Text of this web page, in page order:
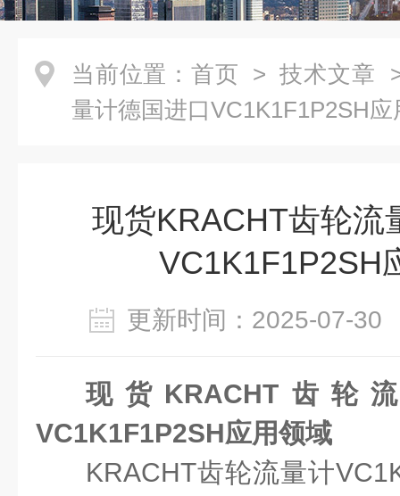
当前位置： 首页 > 技术文章
量计德国进口VC1K1F1P2SH应
现货KRACHT齿轮流
VC1K1F1P2SH
更新时间：2025-07-
现货KRACHT齿轮
VC1K1F1P2SH应用领域
KRACHT齿轮流量计